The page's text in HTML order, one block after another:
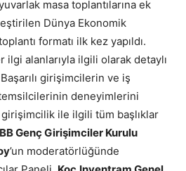
masa toplantılarına ek
Dünya Ekonomik
formatı ilk kez yapıldı.
ilgi alanlarıyla ilgili olarak detaylı
girişimcilerin ve iş
deneyimlerini
girişimcilik ile ilgili tüm başlıklar
Genç Girişimciler Kurulu
’un moderatörlüğünde